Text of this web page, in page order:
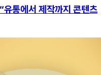
유통에서 제작까지 콘텐츠